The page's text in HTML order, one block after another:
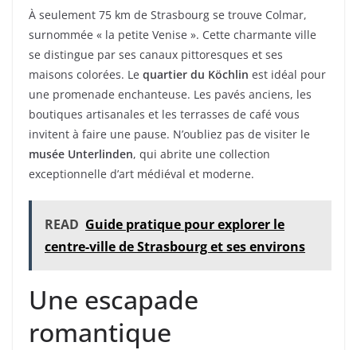
À seulement 75 km de Strasbourg se trouve Colmar,
surnommée « la petite Venise ». Cette charmante ville
se distingue par ses canaux pittoresques et ses
maisons colorées. Le quartier du Köchlin est idéal pour
une promenade enchanteuse. Les pavés anciens, les
boutiques artisanales et les terrasses de café vous
invitent à faire une pause. N’oubliez pas de visiter le
musée Unterlinden, qui abrite une collection
exceptionnelle d’art médiéval et moderne.
READ Guide pratique pour explorer le
centre-ville de Strasbourg et ses environs
Une escapade
romantique